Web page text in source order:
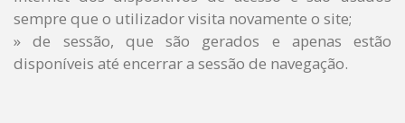
sempre que o utilizador visita novamente o site;
»de sessão, que são gerados e apenas estão
disponíveis até encerrar a sessão de navegação.